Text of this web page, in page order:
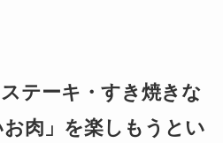
テーキ・すき焼きな
肉」を楽しもうとい